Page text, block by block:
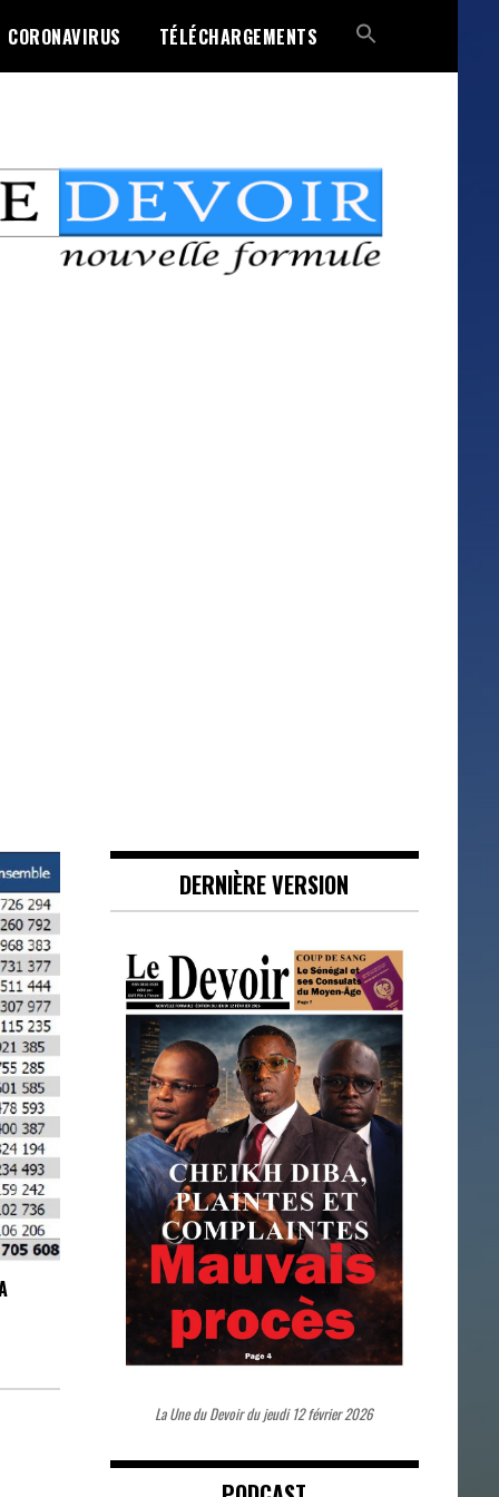
CORONAVIRUS TÉLÉCHARGEMENTS
DERNIÈRE VERSION
La Une du Devoir du jeudi 12 février 2026